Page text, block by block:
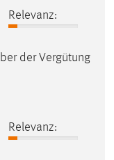
Relevanz:
der Vergütung
Relevanz: